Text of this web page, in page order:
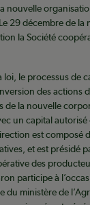
nouvelle
29 décembre de la
la Société
loi, le processus de
des actions
de la nouvelle
un capital autorisé
est composé
et est présidé
des
participe à
du ministère de